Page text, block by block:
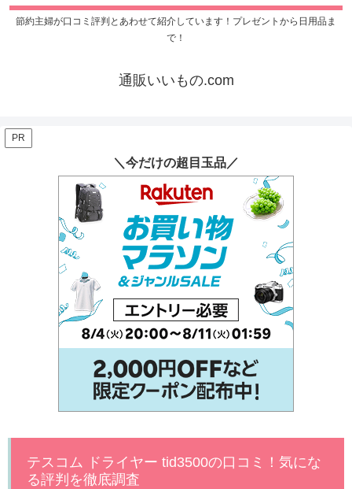
節約主婦が口コミ評判とあわせて紹介しています！プレゼントから日用品ま
で！
通販いいもの.com
PR
＼今だけの超目玉品／
テスコム ドライヤー tid3500の口コミ！気にな
る評判を徹底調査